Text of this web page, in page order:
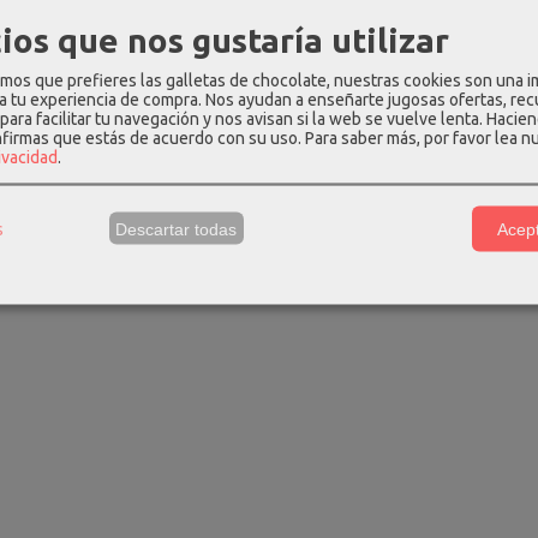
bandolera
€50,99 €
Bolso bandolera don
algodon fourteen...
39,74 €52,99 €
Bolso de
44,00
que nos gustaría utilizar
que prefieres las galletas de chocolate, nuestras cookies son una
tu experiencia de compra. Nos ayudan a enseñarte jugosas ofertas,
facilitar tu navegación y nos avisan si la web se vuelve lenta.
que estás de acuerdo con su uso. Para saber más, por favor lea
.
Descartar todas